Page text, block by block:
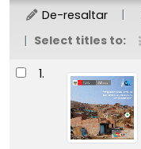
De-resaltar
Select titles to:
Resultados
1.